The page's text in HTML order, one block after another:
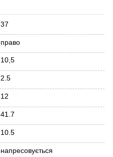
37
право
10,5
2.5
12
41.7
10.5
напресовується